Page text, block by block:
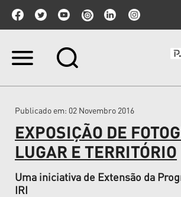
Ir
Ir
navegação
Publicado em: 02 Novembro 2016
EXPOSIÇÃO DE
LUGAR E TERRITÓRIO
Uma iniciativa de Extensão da
IRI